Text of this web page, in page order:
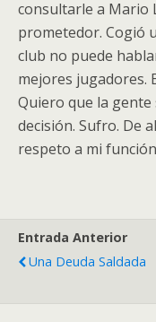
consultarle a Mario
prometedor. Cogió
club no puede
mejores jugadores.
Quiero que la gente
decisión. Sufro. De
respeto a mi
Entrada Anterior
Una Deuda Saldada